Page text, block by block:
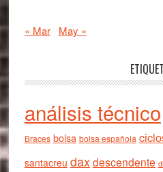
« Mar May »
análisis técnico
Braces bolsa bolsa española
santacreu daxdescendente